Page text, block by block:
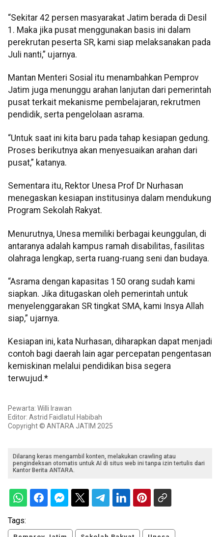
“Sekitar 42 persen masyarakat Jatim berada di Desil
1. Maka jika pusat menggunakan basis ini dalam
perekrutan peserta SR, kami siap melaksanakan pada
Juli nanti,” ujarnya.
Mantan Menteri Sosial itu menambahkan Pemprov
Jatim juga menunggu arahan lanjutan dari pemerintah
pusat terkait mekanisme pembelajaran, rekrutmen
pendidik, serta pengelolaan asrama.
“Untuk saat ini kita baru pada tahap kesiapan gedung.
Proses berikutnya akan menyesuaikan arahan dari
pusat,” katanya.
Sementara itu, Rektor Unesa Prof Dr Nurhasan
menegaskan kesiapan institusinya dalam mendukung
Program Sekolah Rakyat.
Menurutnya, Unesa memiliki berbagai keunggulan, di
antaranya adalah kampus ramah disabilitas, fasilitas
olahraga lengkap, serta ruang-ruang seni dan budaya.
“Asrama dengan kapasitas 150 orang sudah kami
siapkan. Jika ditugaskan oleh pemerintah untuk
menyelenggarakan SR tingkat SMA, kami Insya Allah
siap,” ujarnya.
Kesiapan ini, kata Nurhasan, diharapkan dapat menjadi
contoh bagi daerah lain agar percepatan pengentasan
kemiskinan melalui pendidikan bisa segera
terwujud.*
Pewarta: Willi Irawan
Editor: Astrid Faidlatul Habibah
Copyright © ANTARA JATIM 2025
Dilarang keras mengambil konten, melakukan crawling atau
pengindeksan otomatis untuk AI di situs web ini tanpa izin tertulis dari
Kantor Berita ANTARA.
Tags: